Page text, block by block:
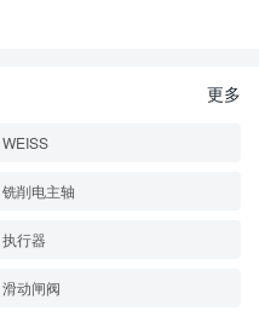
更多
WEISS
铣削电主轴
执行器
滑动闸阀